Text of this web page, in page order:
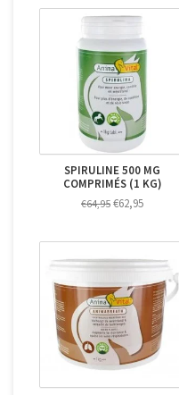
SPIRULINE 500 MG
COMPRIMÉS (1 KG)
€64,95 €62,95